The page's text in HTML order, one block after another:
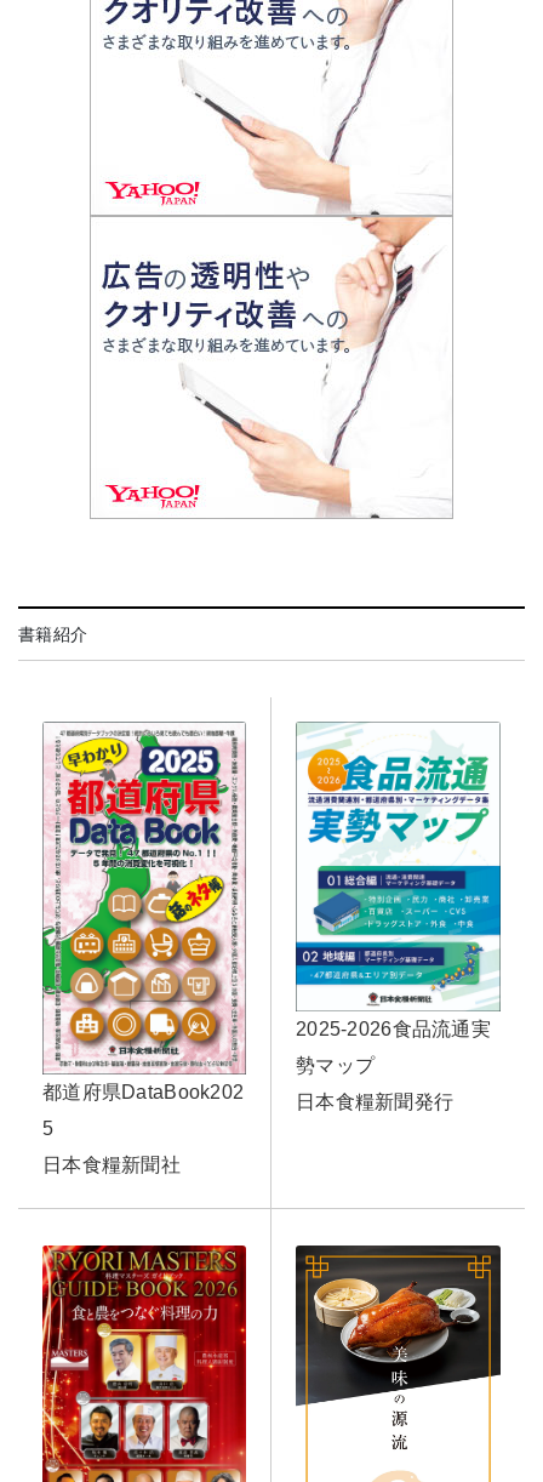
書籍紹介
都道府県DataBook202
5
日本食糧新聞社
2025-2026食品流通実
勢マップ
日本食糧新聞発行